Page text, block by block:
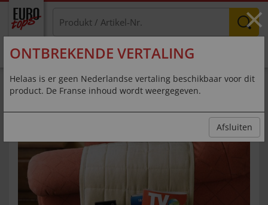
MENU
Vous aussi vous égarez toujours la
télécommande ?
×
ONTBREKENDE VERTALING
Helaas is er geen Nederlandse vertaling beschikbaar voor dit
product. De Franse inhoud wordt weergegeven.
Afsluiten